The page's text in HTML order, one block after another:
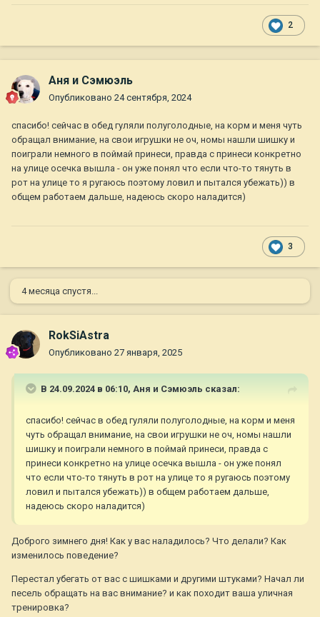
2
Аня и Сэмюэль
Опубликовано 24 сентября, 2024
спасибо! сейчас в обед гуляли полуголодные, на корм и меня чуть
обращал внимание, на свои игрушки не оч, номы нашли шишку и
поиграли немного в поймай принеси, правда с принеси конкретно
на улице осечка вышла - он уже понял что если что-то тянуть в
рот на улице то я ругаюсь поэтому ловил и пытался убежать)) в
общем работаем дальше, надеюсь скоро наладится)
3
4 месяца спустя...
RokSiAstra
Опубликовано 27 января, 2025
В 24.09.2024 в 06:10, Аня и Сэмюэль сказал:
спасибо! сейчас в обед гуляли полуголодные, на корм и меня
чуть обращал внимание, на свои игрушки не оч, номы нашли
шишку и поиграли немного в поймай принеси, правда с
принеси конкретно на улице осечка вышла - он уже понял
что если что-то тянуть в рот на улице то я ругаюсь поэтому
ловил и пытался убежать)) в общем работаем дальше,
надеюсь скоро наладится)
Доброго зимнего дня! Как у вас наладилось? Что делали? Как
изменилось поведение?
Перестал убегать от вас с шишками и другими штуками? Начал ли
песель обращать на вас внимание? и как походит ваша уличная
тренировка?